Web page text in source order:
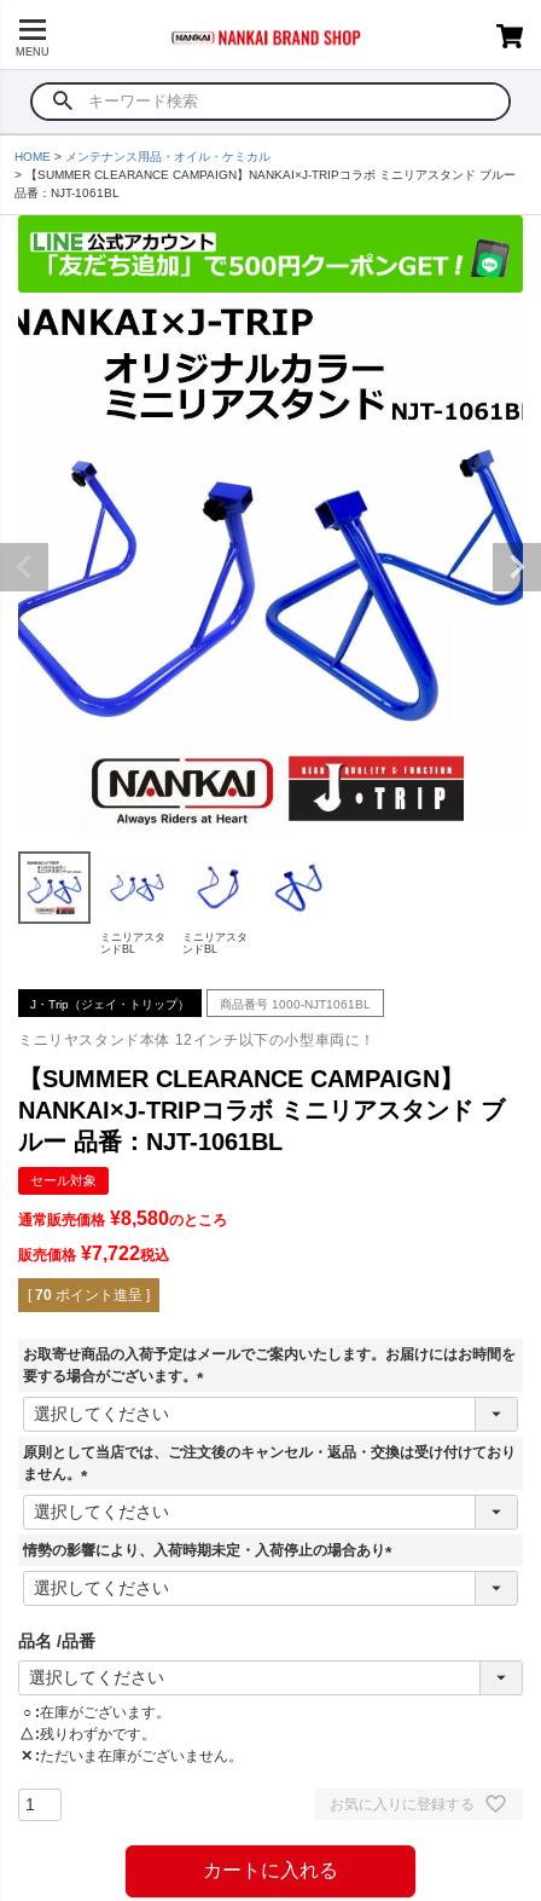
MENU
HOME
メンテナンス用品・オイル・ケミカル
【SUMMER CLEARANCE CAMPAIGN】NANKAI×J-TRIPコラボ ミニリアスタンド ブルー
品番：NJT-1061BL
ミニリアスタ
ンドBL
ミニリアスタ
ンドBL
J・Trip（ジェイ・トリップ） 商品番号 1000-NJT1061BL
ミニリヤスタンド本体 12インチ以下の小型車両に！
【SUMMER CLEARANCE CAMPAIGN】
NANKAI×J-TRIPコラボ ミニリアスタンド ブ
ルー 品番：NJT-1061BL
セール対象
通常販売価格 ¥8,580のところ
販売価格 ¥7,722税込
[ 70 ポイント進呈 ]
お取寄せ商品の入荷予定はメールでご案内いたします。お届けにはお時間を
要する場合がございます。
(
須
原則として当店では、ご注文後のキャンセル・返品・交換は受け付けており
ません。
(
必
須
情勢の影響により、入荷時期未定・入荷停止の場合あり
(
品名 品番
○ 在庫がございます。
△ 残りわずかです。
✕ ただいま在庫がございません。
お気に入りに登録する
カートに入れる